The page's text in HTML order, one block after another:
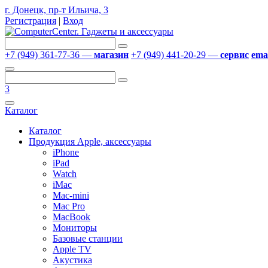
г. Донецк, пр-т Ильича, 3
Регистрация | Вход
+7 (949) 361-77-36 — магазин +7 (949) 441-20-29 — сервис
3
Каталог
Каталог
Продукция Apple, аксессуары
iPhone
iPad
Watch
iMac
Mac-mini
Mac Pro
MacBook
Мониторы
Базовые станции
Apple TV
Акустика